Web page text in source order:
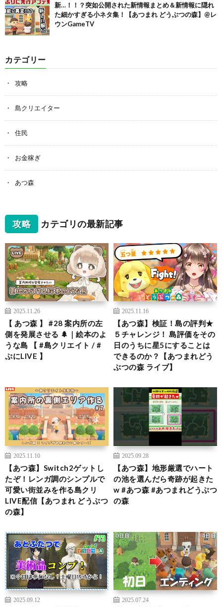
新…！！？突如公開された新情報まとめ＆新情報に隠れ
た細かすぎる小ネタ集！【あつまれ どうぶつの森】@レ
ウンGameTV
カテゴリー
攻略
島クリエイター
住民
お金稼ぎ
あつ森
攻略 カテゴリの最新記事
2025.11.26
【 あつ森 】 #28 案内所の左
側を発展させる 🌲｜絵本のよ
うな島 【 #島クリエイト / #
ぷにLIVE 】
2025.11.16
【あつ森】検証！島の評判★
５チャレンジ！ 島評価をその
日のうちに星5にすることは
できるのか？【あつまれどう
ぶつの森 ライブ】
2025.11.10
【あつ森】Switch2ゲットし
たぞ！レンガ調のシンプルで
可愛い街並みを作る島クリ
LIVE配信【あつまれ どうぶつ
の森】
2025.09.28
【あつ森】地形厳選でハート
の池を選んだら奇跡が起きた
w #あつ森 #あつまれどうぶつ
の森
2025.09.12 2025.07.24